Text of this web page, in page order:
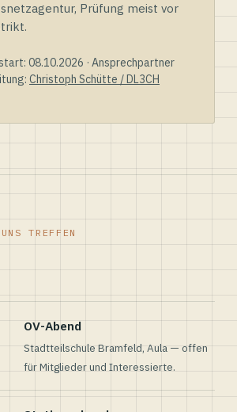
Prüfung meist vor
08.10.2026 · Ansprechpartner
Christoph Schütte / DL3CH
TREFFEN
OV-Abend
Stadtteilschule Bramfeld, Aula — offen
für Mitglieder und Interessierte.